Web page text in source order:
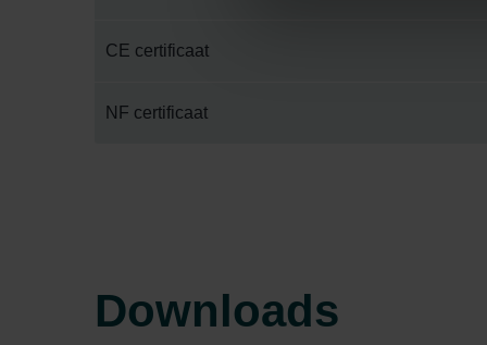
Zehnder Group Schweiz AG:
CE certificaat
NF certificaat
Downloads